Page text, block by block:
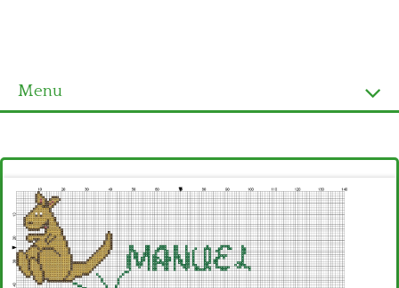
Menu
Ultimi schemi
Alfabeto
Bambini
Disney